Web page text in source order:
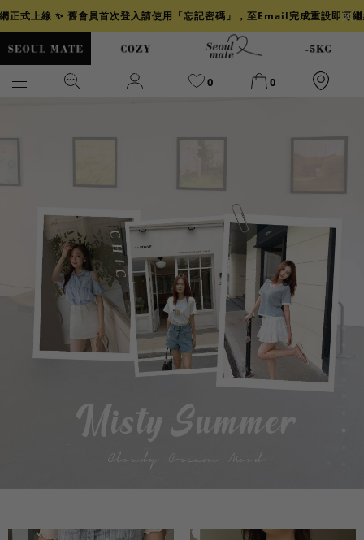
正式上線 ✨ 舊會員首次登入請使用「忘記密碼」，至Email完成重設即可
0 0
牛仔
襯衫 褲裙 冰感
涼感